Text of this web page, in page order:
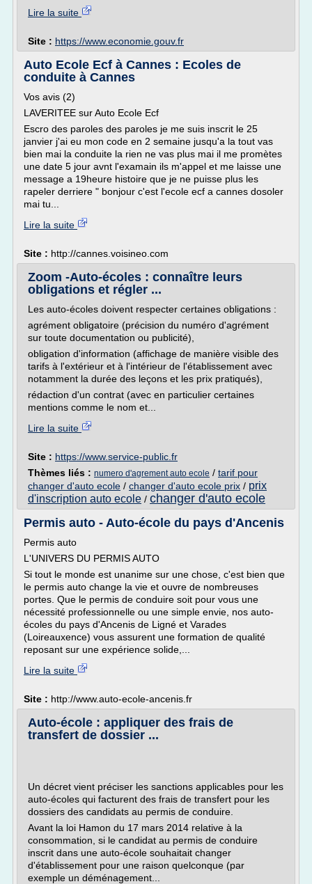
Lire la suite
Site : https://www.economie.gouv.fr
Auto Ecole Ecf à Cannes : Ecoles de
conduite à Cannes
Vos avis (2)
LAVERITEE sur Auto Ecole Ecf
Escro des paroles des paroles je me suis inscrit le 25
janvier j'ai eu mon code en 2 semaine jusqu'a la tout vas
bien mai la conduite la rien ne vas plus mai il me promètes
une date 5 jour avnt l'examain ils m'appel et me laisse une
message a 19heure histoire que je ne puisse plus les
rapeler derriere " bonjour c'est l'ecole ecf a cannes dosoler
mai tu...
Lire la suite
Site : http://cannes.voisineo.com
Zoom -Auto-écoles : connaître leurs
obligations et régler ...
Les auto-écoles doivent respecter certaines obligations :
agrément obligatoire (précision du numéro d'agrément
sur toute documentation ou publicité),
obligation d'information (affichage de manière visible des
tarifs à l'extérieur et à l'intérieur de l'établissement avec
notamment la durée des leçons et les prix pratiqués),
rédaction d'un contrat (avec en particulier certaines
mentions comme le nom et...
Lire la suite
Site : https://www.service-public.fr
Thèmes liés : numero d'agrement auto ecole / tarif pour
changer d'auto ecole / changer d'auto ecole prix / prix
d'inscription auto ecole / changer d'auto ecole
Permis auto - Auto-école du pays d'Ancenis
Permis auto
L'UNIVERS DU PERMIS AUTO
Si tout le monde est unanime sur une chose, c'est bien que
le permis auto change la vie et ouvre de nombreuses
portes. Que le permis de conduire soit pour vous une
nécessité professionnelle ou une simple envie, nos auto-
écoles du pays d'Ancenis de Ligné et Varades
(Loireauxence) vous assurent une formation de qualité
reposant sur une expérience solide,...
Lire la suite
Site : http://www.auto-ecole-ancenis.fr
Auto-école : appliquer des frais de
transfert de dossier ...
Un décret vient préciser les sanctions applicables pour les
auto-écoles qui facturent des frais de transfert pour les
dossiers des candidats au permis de conduire.
Avant la loi Hamon du 17 mars 2014 relative à la
consommation, si le candidat au permis de conduire
inscrit dans une auto-école souhaitait changer
d'établissement pour une raison quelconque (par
exemple un déménagement...